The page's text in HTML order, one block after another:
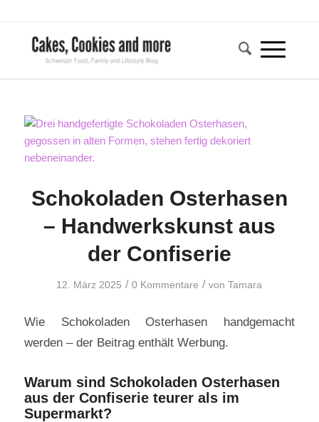
Schokoladen Osterhasen
– Handwerkskunst aus
der Confiserie
12. März 2025 / 0 Kommentare / vonTamara
Wie Schokoladen Osterhasen handgemacht
werden – der Beitrag enthält Werbung.
Warum sind Schokoladen Osterhasen
aus der Confiserie teurer als im
Supermarkt?